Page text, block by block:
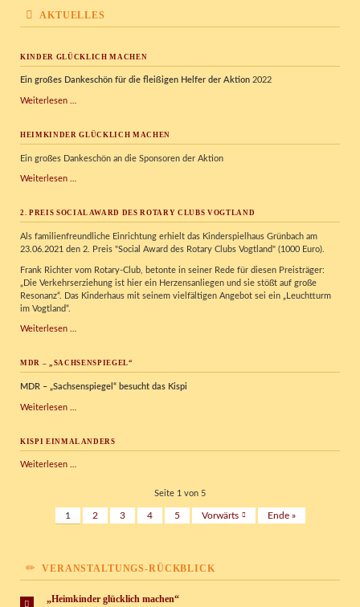
AKTUELLES
KINDER GLÜCKLICH MACHEN
Ein großes Dankeschön für die fleißigen Helfer der Aktion2022
Weiterlesen …
HEIMKINDER GLÜCKLICH MACHEN
Ein großes Dankeschön an die Sponsoren der Aktion
Weiterlesen …
2. PREIS SOCIAL AWARD DES ROTARY CLUBS VOGTLAND
Als familienfreundliche Einrichtung erhielt das Kinderspielhaus Grünbach am
23.06.2021 den 2. Preis "Social Award des Rotary Clubs Vogtland" (1000 Euro).
Frank Richter vom Rotary-Club, betonte in seiner Rede für diesen Preisträger:
„Die Verkehrserziehung ist hier ein Herzensanliegen und sie stößt auf große
Resonanz“. Das Kinderhaus mit seinem vielfältigen Angebot sei ein „Leuchtturm
im Vogtland“.
Weiterlesen …
Award
Rotary
MDR – „SACHSENSPIEGEL“
MDR – „Sachsenspiegel“ besucht das Kispi
Weiterlesen …
KISPI EINMAL ANDERS
Weiterlesen …
Seite 1 von 5
1 2 3 4 5 Vorwärts Ende »
VERANSTALTUNGS-RÜCKBLICK
„Heimkinder glücklich machen“